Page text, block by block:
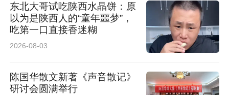
东北大哥试吃陕西水晶饼：原
以为是陕西人的“童年噩梦”，
吃第一口直接香迷糊
2026-08-03
陈国华散文新著《声音散记》
研讨会圆满举行